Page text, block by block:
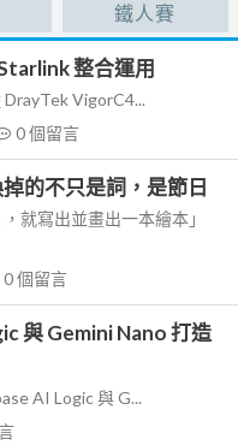
鐵人賽
整合運用
VigorC4...
0個留言
的不只是詞，是節日
就寫出並畫出一本繪本」
0個留言
與 Gemini Nano 打造
AI Logic 與 G...